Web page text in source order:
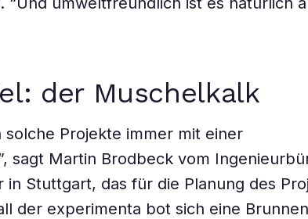
der Muschelkalk
solche Projekte immer mit einer
sagt Martin Brodbeck vom
in Stuttgart, das für die Planung des
der experimenta bot sich eine